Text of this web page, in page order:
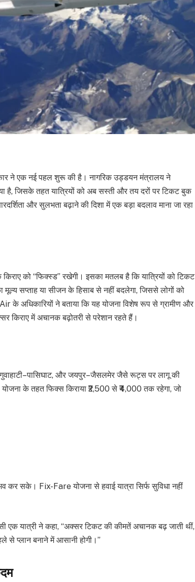
ने एक नई पहल शुरू की है। नागरिक उड्डयन मंत्रालय ने
जिसके तहत यात्रियों को अब सस्ती और तय दरों पर टिकट बुक
और सुलभता बढ़ाने की दिशा में एक बड़ा बदलाव माना जा रहा
को “फिक्स्ड” रखेगी। इसका मतलब है कि यात्रियों को टिकट
मूल्य सप्ताह या सीजन के हिसाब से नहीं बदलेगा, जिससे लोगों को
के अधिकारियों ने बताया कि यह योजना विशेष रूप से ग्रामीण और
किराए में अचानक बढ़ोतरी से परेशान रहते हैं।
और जयपुर–जैसलमेर जैसे रूट्स पर लागू की
के तहत फिक्स किराया ₹2,500 से ₹4,000 तक रहेगा, जो
कर सके। Fix-Fare योजना से हवाई यात्रा सिर्फ सुविधा नहीं
एक यात्री ने कहा, “अक्सर टिकट की कीमतें अचानक बढ़ जाती थीं,
से प्लान बनाने में आसानी होगी।”